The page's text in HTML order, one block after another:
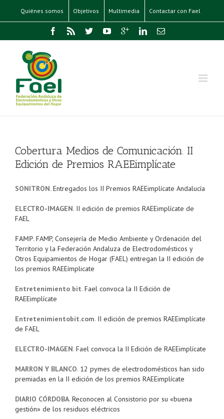
Quiénes somos Objetivos Multimedia Contactar con Fael
Cobertura Medios de Comunicación. II
Edición de Premios RAEEimplícate
SONITRON.Entregados los II Premios RAEEimplícate Andalucía
ELECTRO-IMAGEN. II edición de premios RAEEimplícate de
FAEL
FAMP. FAMP, Consejería de Medio Ambiente y Ordenación del
Territorio y la Federación Andaluza de Electrodomésticos y
Otros Equipamientos de Hogar (FAEL) entregan la II edición de
los premios RAEEímplicate
Entretenimiento bit. Fael convoca la II Edición de
RAEEimplícate
Entretenimientobit.com. II edición de premios RAEEimplícate
de FAEL
ELECTRO-IMAGEN. Fael convoca la II Edición de RAEEimplícate
MARRON Y BLANCO. 12 pymes de electrodomésticos han sido
premiadas en la II edición de los premios RAEEimplícate
DIARIO CÓRDOBA. Reconocen al Consistorio por su «buena
gestión» de los residuos eléctricos